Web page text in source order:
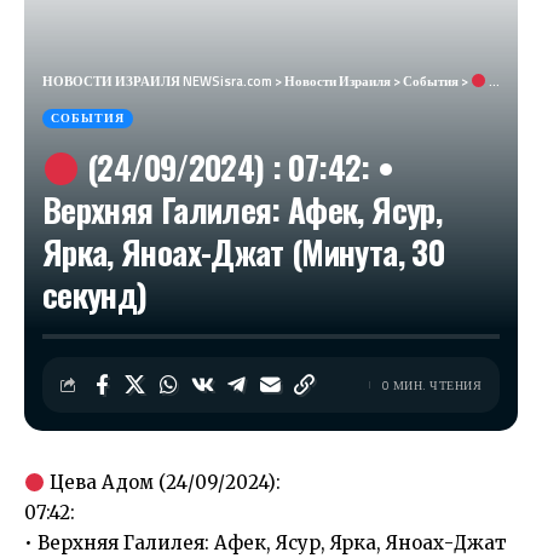
НОВОСТИ ИЗРАИЛЯ NEWSisra.com >Новости Израиля>События>
СОБЫТИЯ
(24/09/2024) : 07:42: •
Верхняя Галилея: Афек, Ясур,
Ярка, Яноах-Джат (Минута, 30
секунд)
0 МИН. ЧТЕНИЯ
Цева Адом (24/09/2024):
07:42:
• Верхняя Галилея: Афек, Ясур, Ярка, Яноах-Джат